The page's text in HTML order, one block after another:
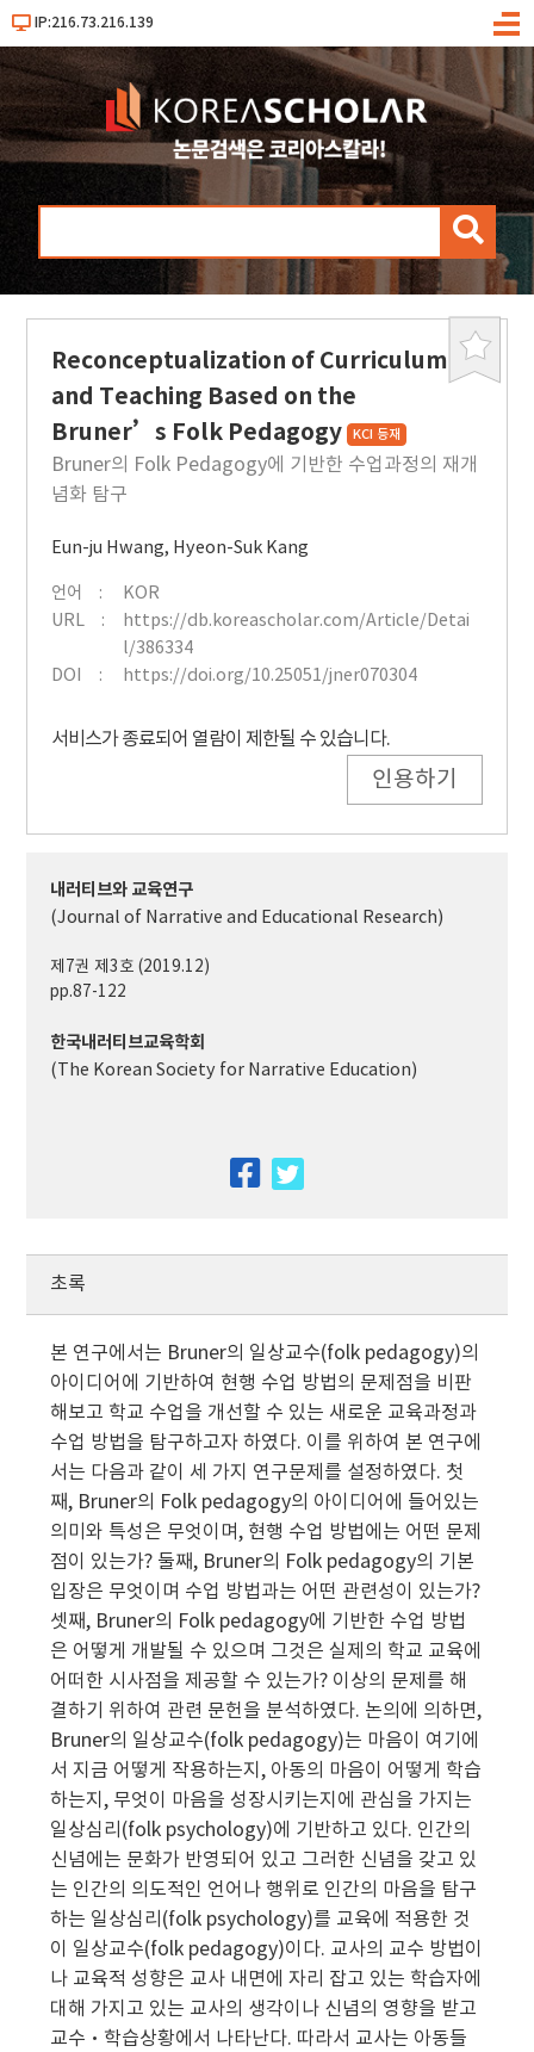
IP:216.73.216.139
메
검
북
Reconceptualization of Curriculum
and Teaching Based on the
Bruner’s Folk Pedagogy KCI 등재
Bruner의 Folk Pedagogy에 기반한 수업과정의 재개
념화 탐구
Eun-ju Hwang, Hyeon-Suk Kang
언어
KOR
URL
https://db.koreascholar.com/Article/Detai
l/386334
DOI
https://doi.org/10.25051/jner070304
서비스가 종료되어 열람이 제한될 수 있습니다.
인용하기
내러티브와 교육연구
(Journal of Narrative and Educational Research)
제7권 제3호 (2019.12)
pp.87-122
한국내러티브교육학회
(The Korean Society for Narrative Education)
facebook
초록
본 연구에서는 Bruner의 일상교수(folk pedagogy)의
아이디어에 기반하여 현행 수업 방법의 문제점을 비판
해보고 학교 수업을 개선할 수 있는 새로운 교육과정과
수업 방법을 탐구하고자 하였다. 이를 위하여 본 연구에
서는 다음과 같이 세 가지 연구문제를 설정하였다. 첫
째, Bruner의 Folk pedagogy의 아이디어에 들어있는
의미와 특성은 무엇이며, 현행 수업 방법에는 어떤 문제
점이 있는가? 둘째, Bruner의 Folk pedagogy의 기본
입장은 무엇이며 수업 방법과는 어떤 관련성이 있는가?
셋째, Bruner의 Folk pedagogy에 기반한 수업 방법
은 어떻게 개발될 수 있으며 그것은 실제의 학교 교육에
어떠한 시사점을 제공할 수 있는가? 이상의 문제를 해
결하기 위하여 관련 문헌을 분석하였다. 논의에 의하면,
Bruner의 일상교수(folk pedagogy)는 마음이 여기에
서 지금 어떻게 작용하는지, 아동의 마음이 어떻게 학습
하는지, 무엇이 마음을 성장시키는지에 관심을 가지는
일상심리(folk psychology)에 기반하고 있다. 인간의
신념에는 문화가 반영되어 있고 그러한 신념을 갖고 있
는 인간의 의도적인 언어나 행위로 인간의 마음을 탐구
하는 일상심리(folk psychology)를 교육에 적용한 것
이 일상교수(folk pedagogy)이다. 교사의 교수 방법이
나 교육적 성향은 교사 내면에 자리 잡고 있는 학습자에
대해 가지고 있는 교사의 생각이나 신념의 영향을 받고
교수·학습상황에서 나타난다. 따라서 교사는 아동들